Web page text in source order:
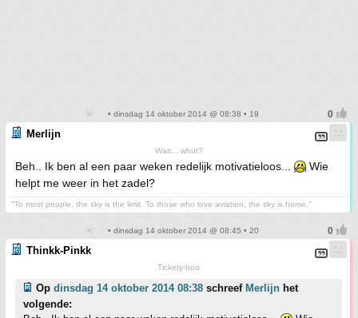
• dinsdag 14 oktober 2014 @ 08:38 • 19
Merlijn
Wait... whut?
Beh.. Ik ben al een paar weken redelijk motivatieloos...
Wie
helpt me weer in het zadel?
"To most people, the sky is the limit. To those who love aviation, the sky is home."
• dinsdag 14 oktober 2014 @ 08:45 • 20
Thinkk-Pinkk
Tickety-boo
Op dinsdag 14 oktober 2014 08:38 schreef Merlijn het
volgende: